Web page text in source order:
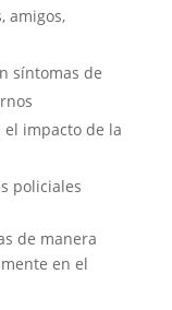
amigos,
síntomas de
impacto de la
policiales
de manera
en el